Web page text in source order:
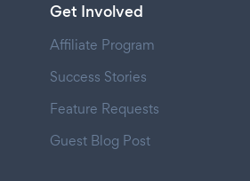
Get Involved
Affiliate Program
Success Stories
Feature Requests
Guest Blog Post